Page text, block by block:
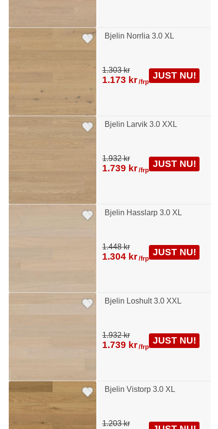
Bjelin Norrlia 3.0 XL
Bjelin Larvik 3.0 XXL
Bjelin Hasslarp 3.0 XL
1.303 kr
1.173 kr /frp
JUST NU!
Bjelin Loshult 3.0 XXL
1.932 kr
1.739 kr /frp
JUST NU!
Bjelin Vistorp 3.0 XL
1.448 kr
1.304 kr /frp
JUST NU!
1.932 kr
1.739 kr /frp
JUST NU!
1.203 kr